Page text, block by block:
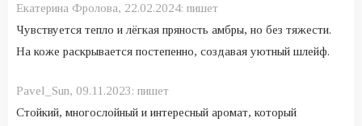
Екатерина Фролова, 22.02.2024: пишет
Чувствуется тепло и лёгкая пряность амбры, но без тяжести.
На коже раскрывается постепенно, создавая уютный шлейф.
Pavel_Sun, 09.11.2023: пишет
Стойкий, многослойный и интересный аромат, который